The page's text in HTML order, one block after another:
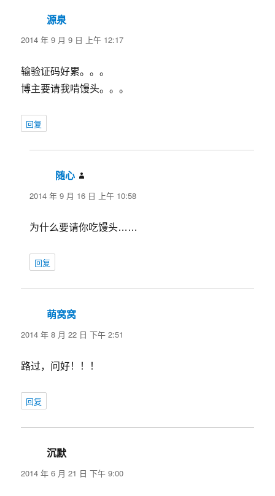
源泉
道：
2014 年 9 月 9 日 上午 12:17
输验证码好累。。。
博主要请我啃馒头。。。
回复
随心
道：
2014 年 9 月 16 日 上午 10:58
为什么要请你吃馒头……
回复
萌窝窝
道：
2014 年 8 月 22 日 下午 2:51
路过，问好！！！
回复
沉默
道：
2014 年 6 月 21 日 下午 9:00